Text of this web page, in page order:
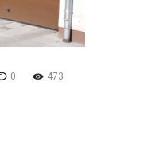
0
473